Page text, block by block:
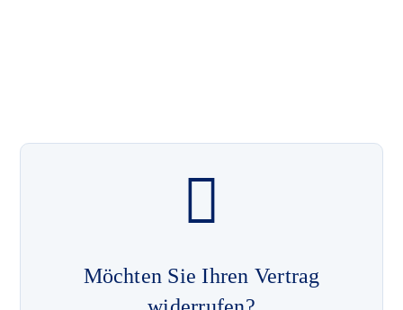
Möchten Sie Ihren Vertrag